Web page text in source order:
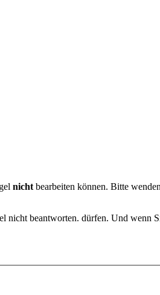
nichtbearbeiten können. Bitte
nicht beantworten. dürfen. Und wenn